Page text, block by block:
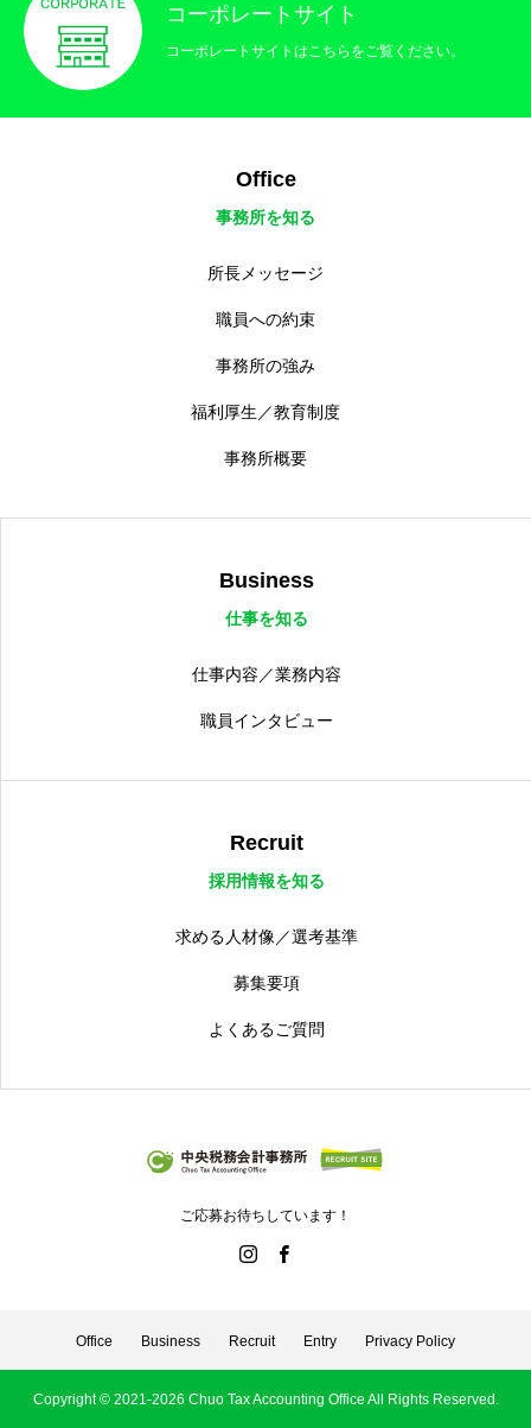
コーポレートサイト
コーポレートサイトはこちらをご覧ください。
Office
事務所を知る
所長メッセージ
職員への約束
事務所の強み
福利厚生／教育制度
事務所概要
Business
仕事を知る
仕事内容／業務内容
職員インタビュー
Recruit
採用情報を知る
求める人材像／選考基準
募集要項
よくあるご質問
ご応募お待ちしています！
Office Business Recruit Entry Privacy Policy
Copyright © 2021-2026 Chuo Tax Accounting Office All Rights Reserved.